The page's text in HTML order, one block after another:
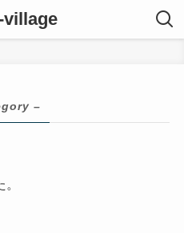
village
–